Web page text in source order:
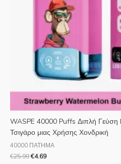
WASPE 40000 Puffs Διπλή Γεύση
Τσιγάρο μιας Χρήσης Χονδρική
40000 ΠΑΤΗΜΑ
€25.99€4.69